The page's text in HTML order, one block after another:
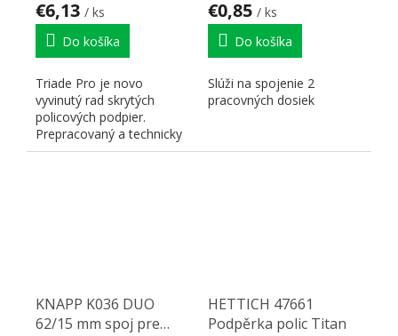
€6,13 / ks
Do košíka
Triade Pro je novo
vyvinutý rad skrytých
policových podpier.
Prepracovaný a technicky
vylepšený Triade Pro sa...
€0,85 / ks
Do košíka
Slúži na spojenie 2
pracovných dosiek
KNAPP K036 DUO
62/15 mm spoj pre
HETTICH 47661
Podpěrka polic Titan